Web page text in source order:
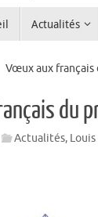
Actualités
Vœux aux français
du
Actualités, Louis